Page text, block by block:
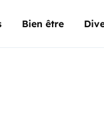
Bien être